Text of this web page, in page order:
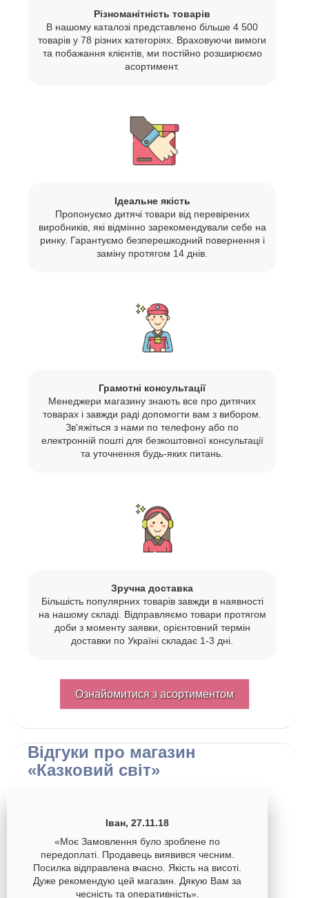
Різноманітність товарів
В нашому каталозі представлено більше 4 500
товарів у 78 різних категоріях. Враховуючи вимоги
та побажання клієнтів, ми постійно розширюємо
асортимент.
Ідеальне якість
Пропонуємо дитячі товари від перевірених
виробників, які відмінно зарекомендували себе на
ринку. Гарантуємо безперешкодний повернення і
заміну протягом 14 днів.
Грамотні консультації
Менеджери магазину знають все про дитячих
товарах і завжди раді допомогти вам з вибором.
Зв'яжіться з нами по телефону або по
електронній пошті для безкоштовної консультації
та уточнення будь-яких питань.
Зручна доставка
Більшість популярних товарів завжди в наявності
на нашому складі. Відправляємо товари протягом
доби з моменту заявки, орієнтовний термін
доставки по Україні складає 1-3 дні.
Ознайомитися з асортиментом
Відгуки про магазин
«Казковий світ»
Іван, 27.11.18
«Моє Замовлення було зроблене по
передоплаті. Продавець виявився чесним.
Посилка відправлена вчасно. Якість на висоті.
Дуже рекомендую цей магазин. Дякую Вам за
чесність та оперативність».